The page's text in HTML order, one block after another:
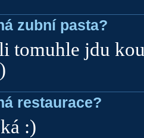
zubní pasta?
tomuhle jdu
restaurace?
:)